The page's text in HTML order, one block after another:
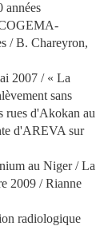
/ B. Chareyron,
2007 / « La
sans
rues d'Akokan au
d'AREVA sur
au Niger / La
2009 / Rianne
radiologique